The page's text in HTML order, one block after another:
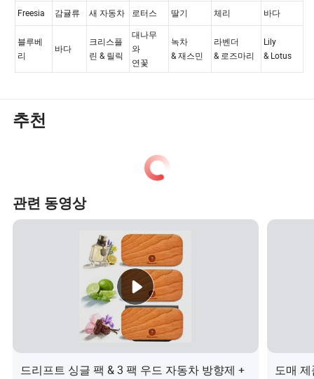
재스민
베리 맛있
어요
계피
코코넛 커피 라벤더 대나무 복숭아 꽃
추천
관련 동영상
드리프트 싱글 팩 & 3 팩 우드 자동차 방향제 +
도매